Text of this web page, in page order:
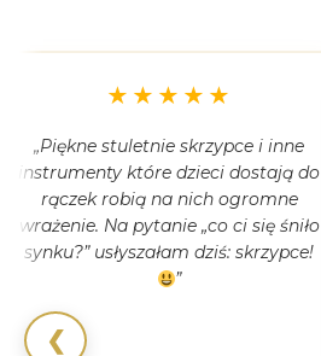
❮
★★★★★
„Piękne stuletnie skrzypce i inne
instrumenty które dzieci dostają do
rączek robią na nich ogromne
wrażenie. Na pytanie „co ci się śniło
synku?” usłyszałam dziś: skrzypce!
”